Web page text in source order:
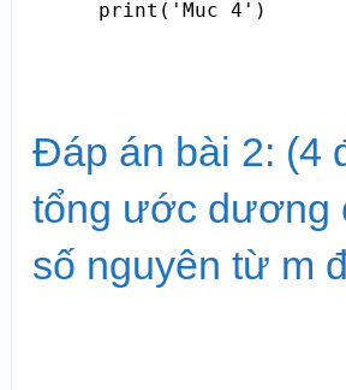
Đáp án bài 2: (4
tổng ước dương
số nguyên từ m